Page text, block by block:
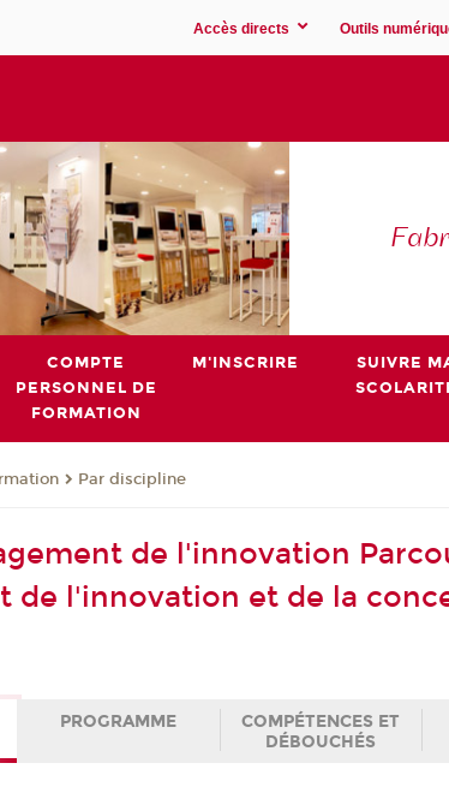
Accès directs Outils
COMPTE
PERSONNEL DE
FORMATION
M'INSCRIRE
SUIVRE
Par discipline
de l'innovation
de l'innovation et de la
PROGRAMME
COMPÉTENCES ET
DÉBOUCHÉS